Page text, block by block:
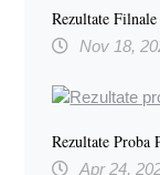
Rezultate
Nov 18,
Rezultate
Apr 24,